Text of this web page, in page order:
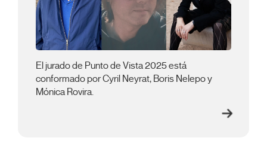
El jurado de Punto de Vista 2025 está
conformado por Cyril Neyrat, Boris Nelepo y
Mónica Rovira.